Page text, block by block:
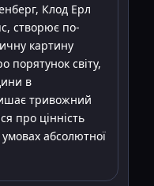
Клод Ерл
створює по-
картину
порятунок світу,
в
тривожний
про цінність
абсолютної